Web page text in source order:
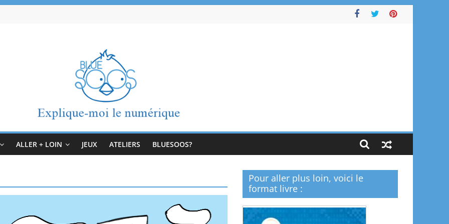
ALLER + LOIN JEUX ATELIERS BLUESOOS?
Pour aller plus loin, voici le
format livre :